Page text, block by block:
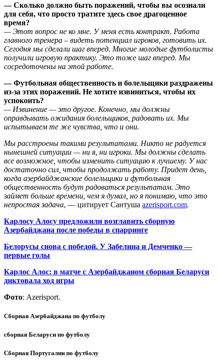
— Сколько должно быть поражений, чтобы вы осознали
для себя, что просто тратите здесь свое драгоценное
время?
— Этот вопрос не ко мне. У меня есть контракт. Работа
главного тренера – видеть потенциал игроков, готовить их.
Сегодня мы сделали шаг вперед. Многие молодые футболисты
получили игровую практику. Это тоже шаг вперед. Мы
сосредоточены на этой работе.
— Футбольная общественность и болельщики раздражены
из-за этих поражений. Не хотите извиниться, чтобы их
успокоить?
— Извинение — это другое. Конечно, мы должны
оправдывать ожидания болельщиков, радовать их. Мы
испытываем те же чувства, что и они.
Мы расстроены такими результатами. Никто не радуется
нынешней ситуации — ни я, ни игроки. Мы должны сделать
все возможное, чтобы изменить ситуацию к лучшему. У нас
достаточно сил, чтобы продолжать работу. Придет день,
когда азербайджанские болельщики и футбольная
общественность будут радоваться результатам. Это
займет больше времени, чем я думал, но я понимаю, что это
непростая задача, — цитирует Сантуша azerisport.com.
Карлосу Алосу предложили возглавить сборную
Азербайджана после победы в спарринге
Белорусы снова с победой. У Забелина и Демченко —
первые голы
Карлос Алос: в матче с Азербайджаном сборная Беларуси
диктовала ход игры
Фото: Azerisport.
Сборная Азербайджана по футболу
сборная Беларуси по футболу
Сборная Португалии по футболу